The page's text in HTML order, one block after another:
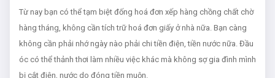
Từ nay bạn có thể tạm biệt đống hoá đơn xếp hàng chồng chất chờ
hàng tháng, không cần tích trữ hoá đơn giấy ở nhà nữa. Bạn càng
không cần phải nhớ ngày nào phải chi tiền điện, tiền nước nữa. Đầu
óc có thể thảnh thơi làm nhiều việc khác mà không sợ gia đình mình
bị cắt điện, nước do đóng tiền muộn.